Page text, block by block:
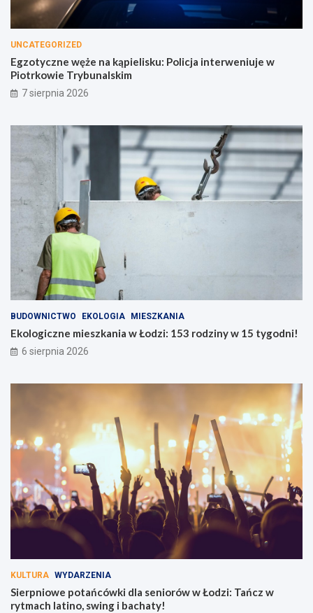
UNCATEGORIZED
Egzotyczne węże na kąpielisku: Policja interweniuje w
Piotrkowie Trybunalskim
7 sierpnia 2026
BUDOWNICTWO EKOLOGIA MIESZKANIA
Ekologiczne mieszkania w Łodzi: 153 rodziny w 15 tygodni!
6 sierpnia 2026
KULTURA WYDARZENIA
Sierpniowe potańcówki dla seniorów w Łodzi: Tańcz w
rytmach latino, swing i bachaty!